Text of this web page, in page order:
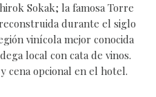
Sokak; la famosa Torre
durante el siglo
vinícola mejor conocida
local con cata de vinos.
cena opcional en el hotel.